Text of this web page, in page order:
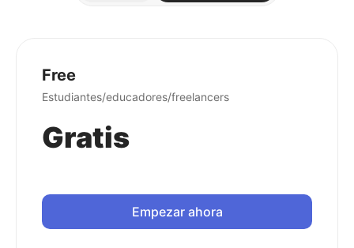
Free
Estudiantes/educadores/freelancers
Gratis
Empezar ahora